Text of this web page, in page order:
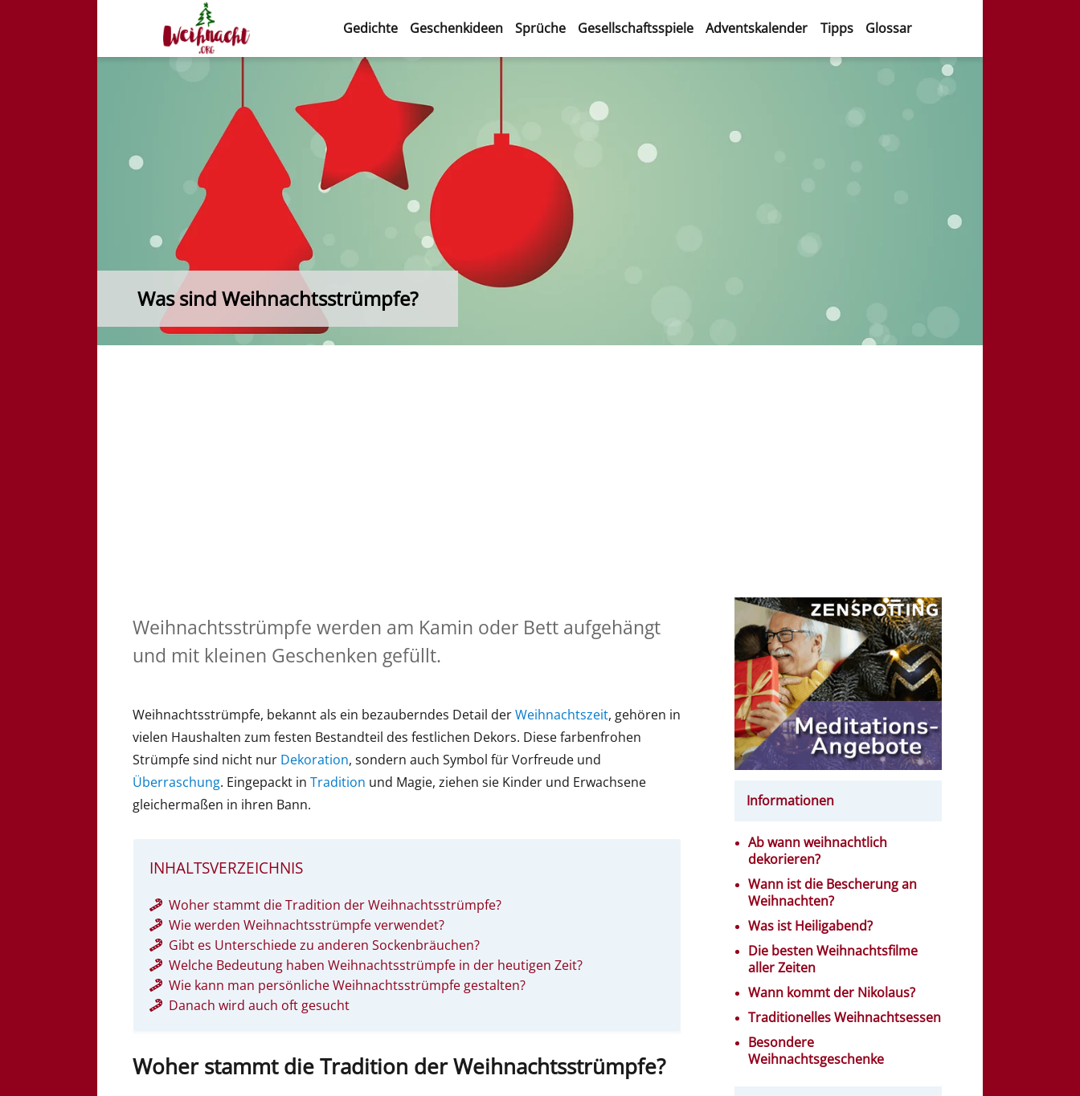
Gedichte Geschenkideen Sprüche Gesellschaftsspiele Adventskalender Tipps Glossar
Was sind Weihnachtsstrümpfe?
Weihnachtsstrümpfe werden am Kamin oder Bett aufgehängt
und mit kleinen Geschenken gefüllt.
Weihnachtsstrümpfe, bekannt als ein bezauberndes Detail derWeihnachtszeit, gehören in
vielen Haushalten zum festen Bestandteil des festlichen Dekors. Diese farbenfrohen
Strümpfe sind nicht nur Dekoration, sondern auch Symbol für Vorfreude und
Überraschung. Eingepackt inTradition und Magie, ziehen sie Kinder und Erwachsene
gleichermaßen in ihren Bann.
INHALTSVERZEICHNIS
Woher stammt die Tradition der Weihnachtsstrümpfe?
Wie werden Weihnachtsstrümpfe verwendet?
Gibt es Unterschiede zu anderen Sockenbräuchen?
Welche Bedeutung haben Weihnachtsstrümpfe in der heutigen Zeit?
Wie kann man persönliche Weihnachtsstrümpfe gestalten?
Danach wird auch oft gesucht
Woher stammt die Tradition der Weihnachtsstrümpfe?
Informationen
Ab wann weihnachtlich
dekorieren?
Wann ist die Bescherung an
Weihnachten?
Was ist Heiligabend?
Die besten Weihnachtsfilme
aller Zeiten
Wann kommt der Nikolaus?
Traditionelles Weihnachtsessen
Besondere
Weihnachtsgeschenke